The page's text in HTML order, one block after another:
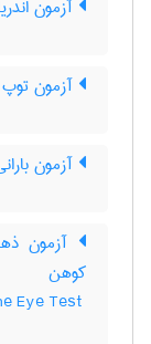
آزمون
آزمون
آزمون
آزمون
کوهن
Eye Test